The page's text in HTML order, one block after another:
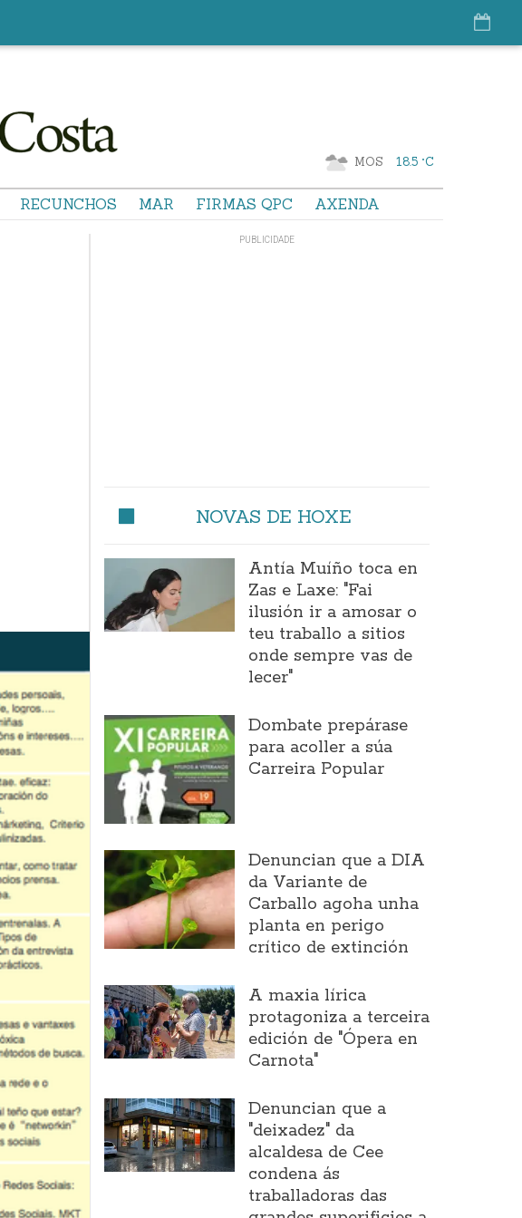
MOS 18.5 °C
RECUNCHOS MAR FIRMAS QPC AXENDA
NOVAS DE HOXE
Antía Muíño toca en
Zas e Laxe: "Fai
ilusión ir a amosar o
teu traballo a sitios
onde sempre vas de
lecer"
Dombate prepárase
para acoller a súa
Carreira Popular
Denuncian que a DIA
da Variante de
Carballo agoha unha
planta en perigo
crítico de extinción
A maxia lírica
protagoniza a terceira
edición de "Ópera en
Carnota"
Denuncian que a
"deixadez" da
alcaldesa de Cee
condena ás
traballadoras das